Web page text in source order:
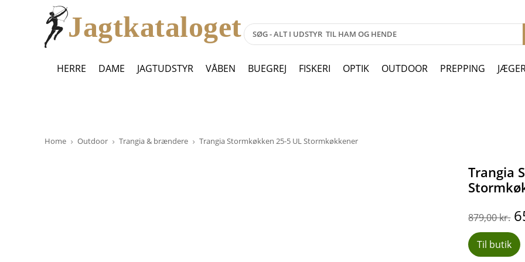
Jagtkataloget
HERRE DAME JAGTUDSTYR VÅBEN BUEGREJ FISKERI OPTIK OUTDOOR PREPPING
Home Outdoor Trangia & brændere Trangia Stormkøkken 25-5 UL Stormkøkkener
Trangia
879,00kr.
Til butik